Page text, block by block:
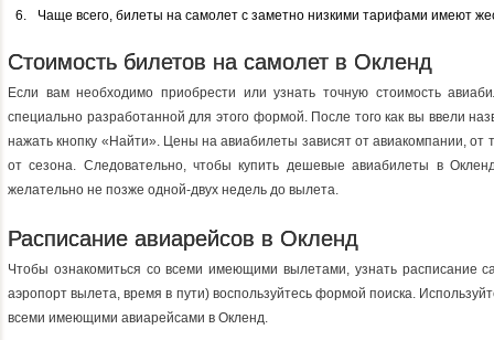
Чаще всего, билеты на самолет с заметно низкими тарифами имеют
Стоимость билетов на самолет в Окленд
Если вам необходимо приобрести или узнать точную стоимость
специально разработанной для этого формой. После того как вы ввели
нажать кнопку «Найти». Цены на авиабилеты зависят от авиакомпании,
от сезона. Следовательно, чтобы купить дешевые авиабилеты в
желательно не позже одной-двух недель до вылета.
Расписание авиарейсов в Окленд
Чтобы ознакомиться со всеми имеющими вылетами, узнать расписание
аэропорт вылета, время в пути) воспользуйтесь формой поиска.
всеми имеющими авиарейсами в Окленд.